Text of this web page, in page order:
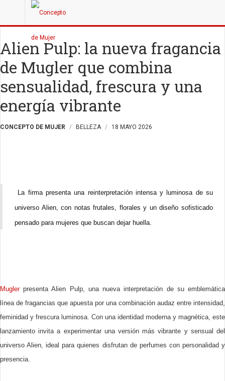
Alien Pulp: la nueva fragancia
de Mugler que combina
sensualidad, frescura y una
energía vibrante
CONCEPTO DE MUJER BELLEZA 18 MAYO 2026
La firma presenta una reinterpretación intensa y luminosa de su
universo Alien, con notas frutales, florales y un diseño sofisticado
pensado para mujeres que buscan dejar huella.
Muglerpresenta Alien Pulp, una nueva interpretación de su emblemática
línea de fragancias que apuesta por una combinación audaz entre intensidad,
feminidad y frescura luminosa. Con una identidad moderna y magnética, este
lanzamiento invita a experimentar una versión más vibrante y sensual del
universo Alien, ideal para quienes disfrutan de perfumes con personalidad y
presencia.